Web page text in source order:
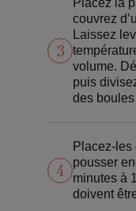
3
Placez la
couvrez
Laissez
volume.
puis
des
4
Placez-
pousser
minutes à
doivent